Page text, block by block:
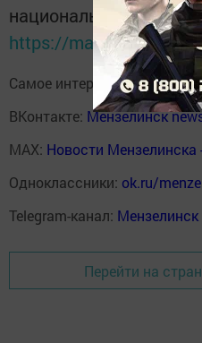
национальном
https://max.ru/tatmedia
Самое интересное в наших
ВКонтакте: Мензелинск
MAX: Новости Мензелинска
Одноклассники: ok.ru/
Telegram-канал:
Перейти на